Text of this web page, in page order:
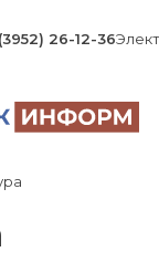
26-12-36